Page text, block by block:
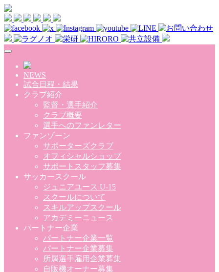
Skip to main content
NEWS
試合日程・結果
クラブ紹介
監督・選手紹介
クラブ概要
選手へのファンレター
ファンゾーン
サポーターズクラブ
オフィシャルショップ
サポートスタッフ募集
サッカースクール
ジュニアユース U-15
スクールについて
スキルアップスクール
アカデミーニュース
パートナー企業
パートナー企業一覧
パートナー企業募集
所属選手雇用企業募集
自販機オーナー募集